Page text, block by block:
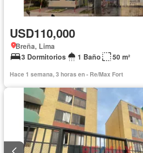
USD110,000
Breña, Lima
3 Dormitorios
1 Baño 50 m²
Hace 1 semana, 3 horas en - Re/Max Fort